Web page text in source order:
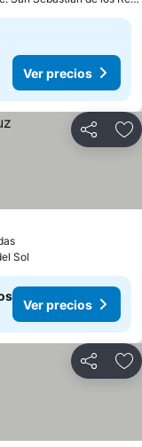
Ver precios
Compartir
Ver precios
Sol
Ver precios
Compartir